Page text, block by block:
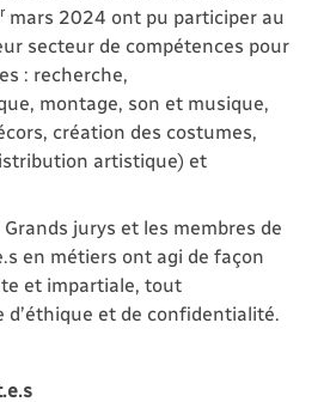
mars 2024 ont pu participer au
secteur de compétences pour
: recherche,
montage, son et musique,
création des costumes,
artistique) et
jurys et les membres de
en métiers ont agi de façon
et impartiale, tout
et de confidentialité.